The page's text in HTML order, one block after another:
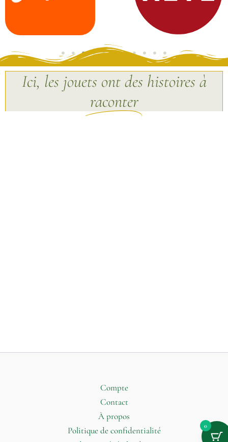
Ici, les jouets ont des histoires à
raconter
Compte
Contact
À propos
Politique de confidentialité
0